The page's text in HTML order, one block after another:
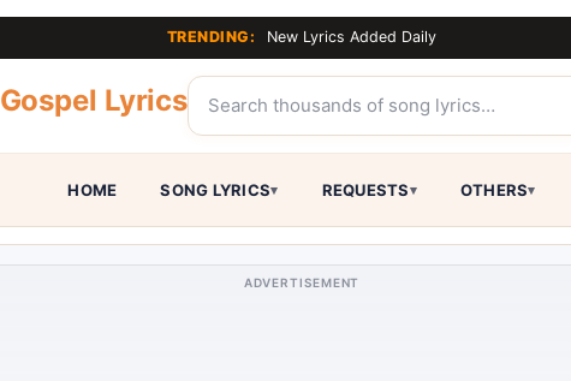
TRENDING: New Lyrics Added Daily
Gospel Lyrics
HOME SONG LYRICS REQUESTS OTHERS
ADVERTISEMENT